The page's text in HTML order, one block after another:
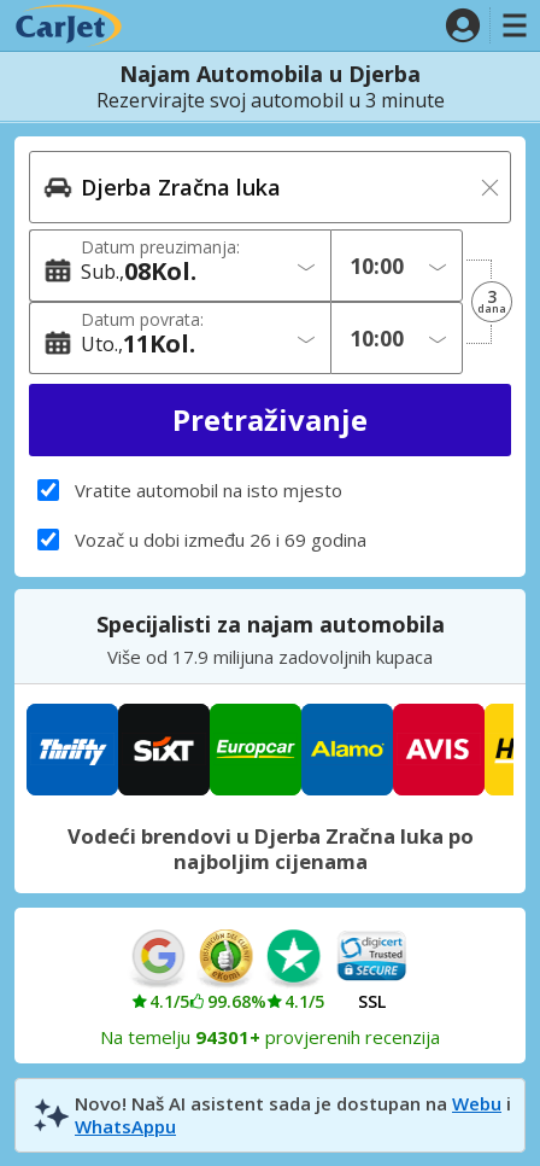
Najam Automobila u Djerba
Rezervirajte svoj automobil u 3 minute
Datum preuzimanja:
Sub. 08Kol.
Datum povrata:
Uto. 11Kol.
3
dana
Vratite automobil na isto mjesto
Vozač u dobi između 26 i 69 godina
Specijalisti za najam automobila
Više od 17.9 milijuna zadovoljnih kupaca
Vodeći brendovi u Djerba Zračna luka po
najboljim cijenama
4.1/5 99.68% 4.1/5 SSL
Na temelju 94301+ provjerenih recenzija
Novo! Naš AI asistent sada je dostupan na Webu i
WhatsAppu